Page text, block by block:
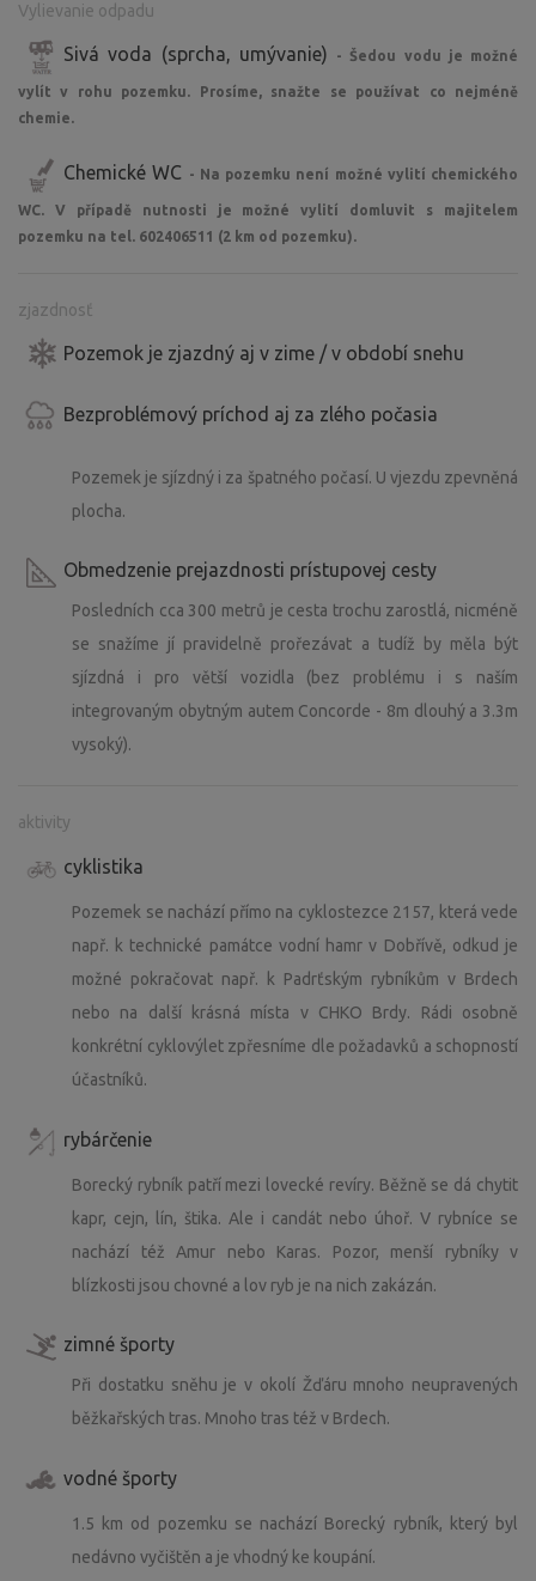
Vylievanie odpadu
Sivá voda (sprcha, umývanie) - Šedou vodu je možné
vylít v rohu pozemku. Prosíme, snažte se používat co nejméně
chemie.
Chemické WC - Na pozemku není možné vylití chemického
WC. V případě nutnosti je možné vylití domluvit s majitelem
pozemku na tel. 602406511 (2 km od pozemku).
zjazdnosť
Pozemok je zjazdný aj v zime / v období snehu
Bezproblémový príchod aj za zlého počasia
Pozemek je sjízdný i za špatného počasí. U vjezdu zpevněná
plocha.
Obmedzenie prejazdnosti prístupovej cesty
Posledních cca 300 metrů je cesta trochu zarostlá, nicméně
se snažíme jí pravidelně prořezávat a tudíž by měla být
sjízdná i pro větší vozidla (bez problému i s naším
integrovaným obytným autem Concorde - 8m dlouhý a 3.3m
vysoký).
aktivity
cyklistika
Pozemek se nachází přímo na cyklostezce 2157, která vede
např. k technické památce vodní hamr v Dobřívě, odkud je
možné pokračovat např. k Padrťským rybníkům v Brdech
nebo na další krásná místa v CHKO Brdy. Rádi osobně
konkrétní cyklovýlet zpřesníme dle požadavků a schopností
účastníků.
rybárčenie
Borecký rybník patří mezi lovecké revíry. Běžně se dá chytit
kapr, cejn, lín, štika. Ale i candát nebo úhoř. V rybníce se
nachází též Amur nebo Karas. Pozor, menší rybníky v
blízkosti jsou chovné a lov ryb je na nich zakázán.
zimné športy
Při dostatku sněhu je v okolí Žďáru mnoho neupravených
běžkařských tras. Mnoho tras též v Brdech.
vodné športy
1.5 km od pozemku se nachází Borecký rybník, který byl
nedávno vyčištěn a je vhodný ke koupání.